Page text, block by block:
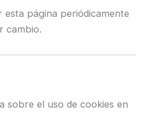
esta página periódicamente
cambio.
sobre el uso de cookies en